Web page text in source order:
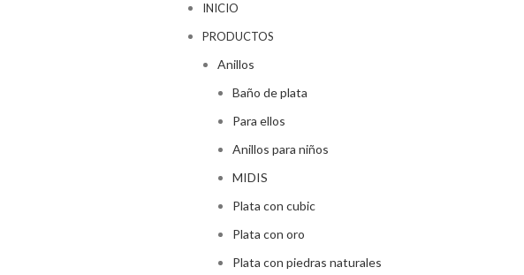
INICIO
PRODUCTOS
Anillos
Baño de plata
Para ellos
Anillos para niños
MIDIS
Plata con cubic
Plata con oro
Plata con piedras naturales